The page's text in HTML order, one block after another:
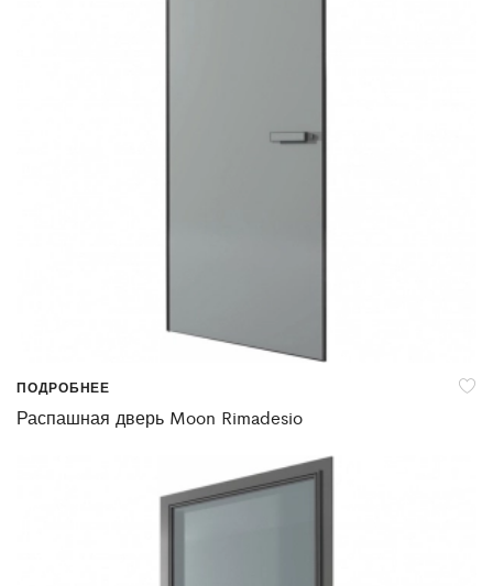
ПОДРОБНЕЕ
Распашная дверь Moon Rimadesio